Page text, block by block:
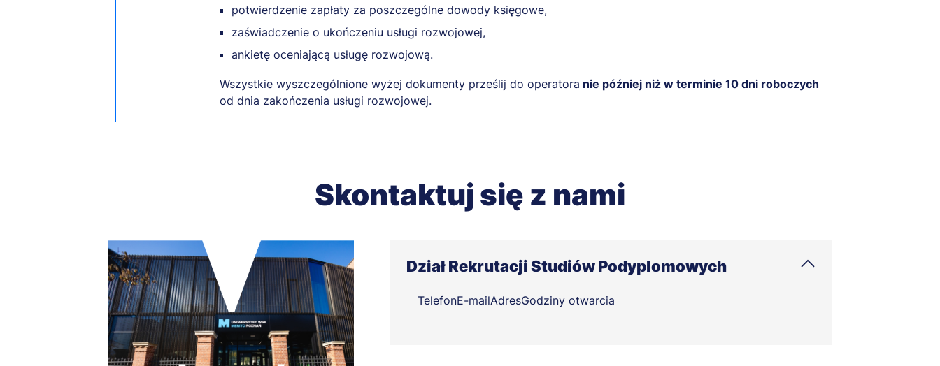
potwierdzenie zapłaty za poszczególne dowody księgowe,
zaświadczenie o ukończeniu usługi rozwojowej,
ankietę oceniającą usługę rozwojową.
Wszystkie wyszczególnione wyżej dokumenty prześlij do operatora nie później niż w terminie 10 dni roboczych
od dnia zakończenia usługi rozwojowej.
Skontaktuj się z nami
Dział Rekrutacji Studiów Podyplomowych
TelefonE-mailAdresGodziny otwarcia